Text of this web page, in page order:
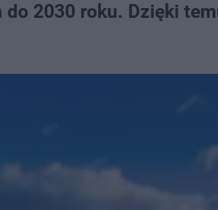
2030 roku. Dzięki